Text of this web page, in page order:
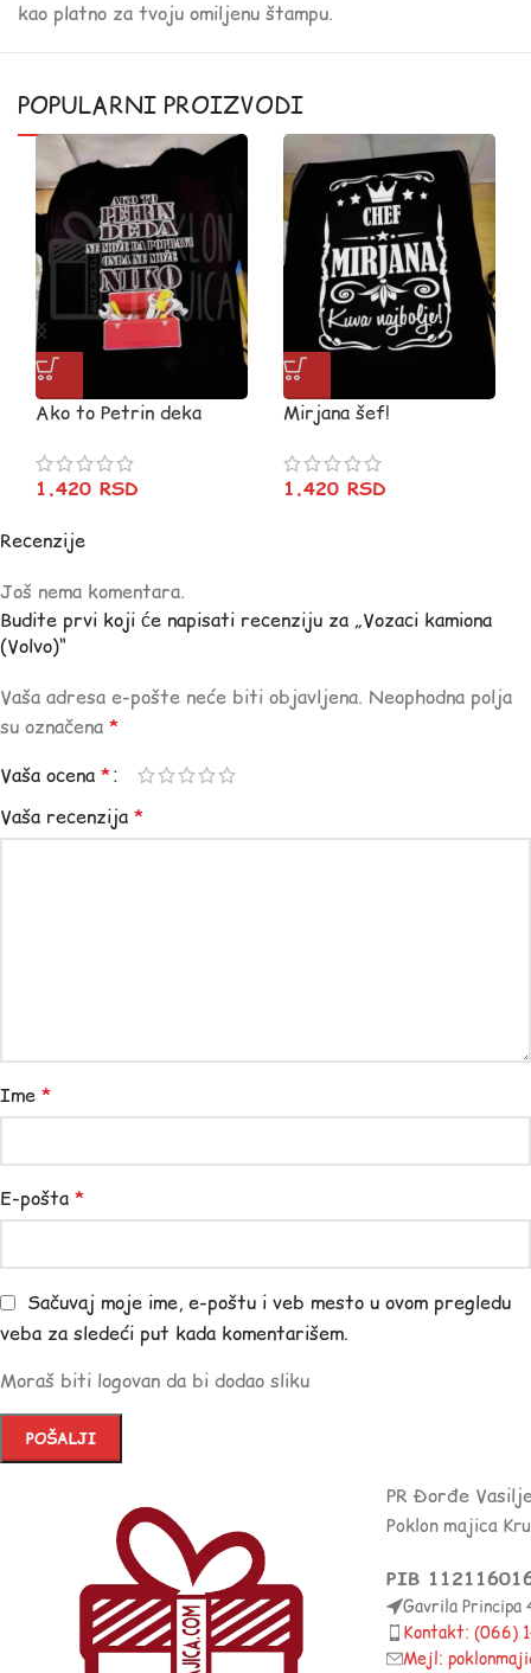
kao platno za tvoju omiljenu štampu.
POPULARNI PROIZVODI
Ako to Petrin deka
1.420 RSD
Mirjana šef!
1.420 RSD
Recenzije
Još nema komentara.
Budite prvi koji će napisati recenziju za „Vozaci kamiona
(Volvo)“
Vaša adresa e-pošte neće biti objavljena. Neophodna polja
su označena *
Vaša ocena *
Vaša recenzija *
Ime *
E-pošta *
Sačuvaj moje ime, e-poštu i veb mesto u ovom pregledu
veba za sledeći put kada komentarišem.
Moraš biti logovan da bi dodao sliku
PR Đorđe
Poklon majica
PIB
Gavrila Principa
Kontakt: (066)
Mejl: